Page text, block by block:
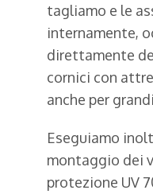
tagliamo e le
internamente,
direttamente
cornici con
anche per
Eseguiamo
montaggio dei
protezione UV